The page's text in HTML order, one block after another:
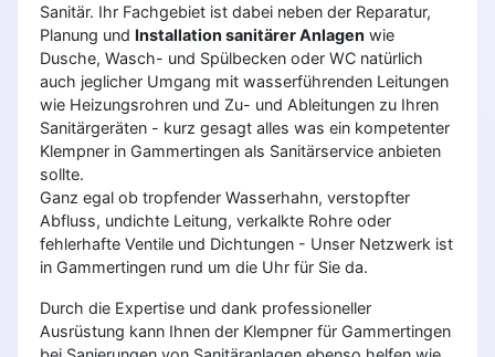
Sanitär. Ihr Fachgebiet ist dabei neben der Reparatur,
Planung und Installation sanitärer Anlagen wie
Dusche, Wasch- und Spülbecken oder WC natürlich
auch jeglicher Umgang mit wasserführenden Leitungen
wie Heizungsrohren und Zu- und Ableitungen zu Ihren
Sanitärgeräten - kurz gesagt alles was ein kompetenter
Klempner in Gammertingen als Sanitärservice anbieten
sollte.
Ganz egal ob tropfender Wasserhahn, verstopfter
Abfluss, undichte Leitung, verkalkte Rohre oder
fehlerhafte Ventile und Dichtungen - Unser Netzwerk ist
in Gammertingen rund um die Uhr für Sie da.
Durch die Expertise und dank professioneller
Ausrüstung kann Ihnen der Klempner für Gammertingen